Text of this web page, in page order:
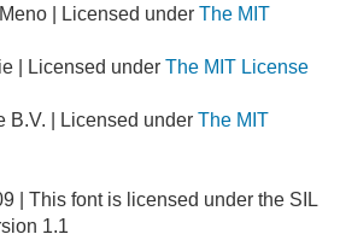
| Licensed under The MIT
| Licensed under The MIT License
B.V. | Licensed under The MIT
| This font is licensed under the SIL
1.1